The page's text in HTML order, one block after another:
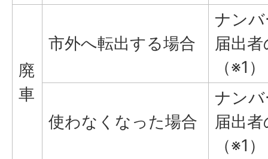
廃
車
市外へ転出する場合
ナン
届出
（※1）
使わなくなった場合
ナン
届出
（※1）